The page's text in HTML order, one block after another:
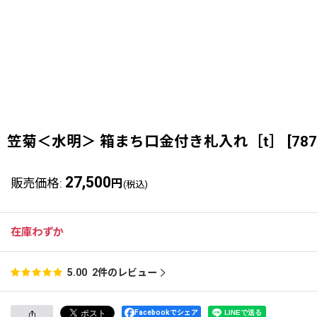
笠菊＜水明＞ 箱まち口金付き札入れ［t］
販売価格: 27,500 円 (税込)
在庫わずか
5.00 2件のレビュー
Facebookでシェア